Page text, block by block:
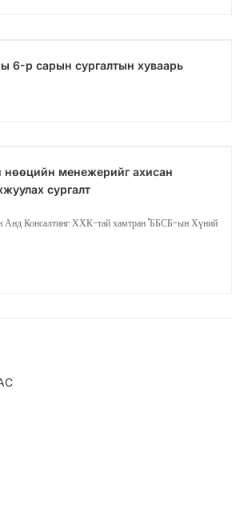
6-р сарын сургалтын хуваарь
менежерийг ахисан
сургалт
Консалтинг ХХК-тай хамтран "ББСБ-ын Хүний